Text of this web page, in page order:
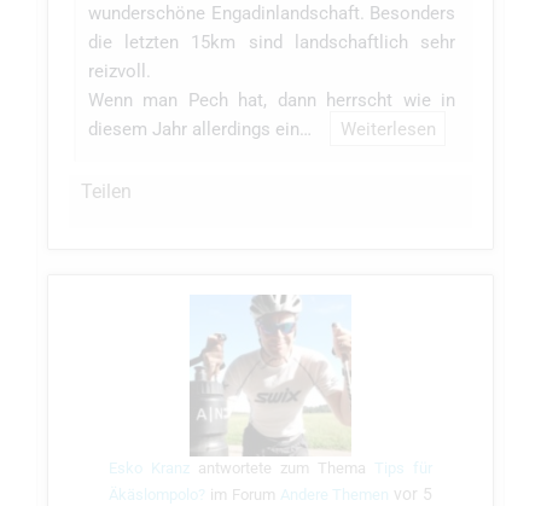
wunderschöne Engadinlandschaft. Besonders
die letzten 15km sind landschaftlich sehr
reizvoll.
Wenn man Pech hat, dann herrscht wie in
diesem Jahr allerdings ein…
Weiterlesen
Teilen
Esko Kranzantwortete zum Thema Tips für
Äkäslompolo?
im Forum Andere Themen vor 5